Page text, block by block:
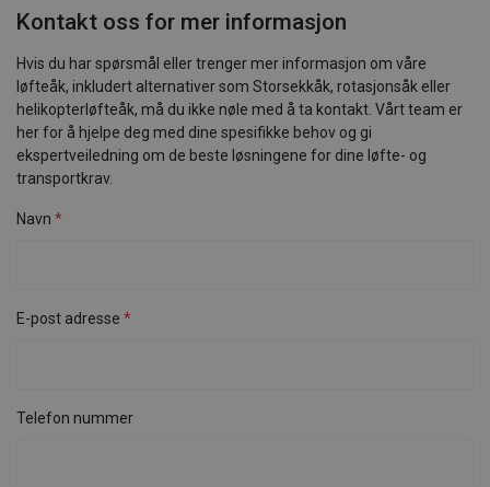
Kontakt oss for mer informasjon
Hvis du har spørsmål eller trenger mer informasjon om våre
løfteåk, inkludert alternativer som Storsekkåk, rotasjonsåk eller
helikopterløfteåk, må du ikke nøle med å ta kontakt. Vårt team er
her for å hjelpe deg med dine spesifikke behov og gi
ekspertveiledning om de beste løsningene for dine løfte- og
transportkrav.
Navn
E-post adresse
Telefon nummer